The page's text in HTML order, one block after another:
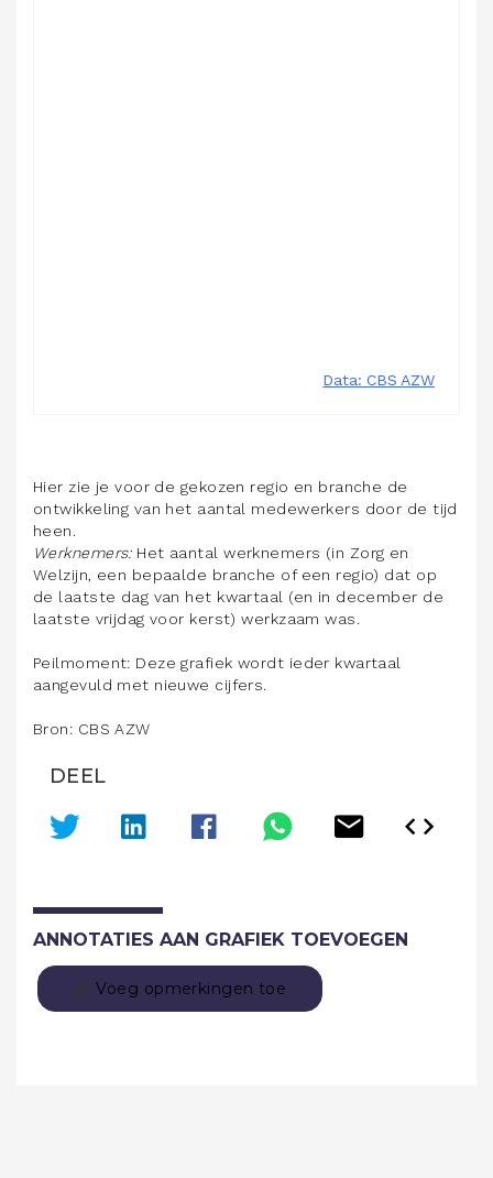
Hier zie je voor de gekozen regio en branche de
ontwikkeling van het aantal medewerkers door de tijd
heen.
Werknemers:Het aantal werknemers (in Zorg en
Welzijn, een bepaalde branche of een regio) dat op
de laatste dag van het kwartaal (en in december de
laatste vrijdag voor kerst) werkzaam was.
Peilmoment: Deze grafiek wordt ieder kwartaal
aangevuld met nieuwe cijfers.
Bron: CBS AZW
DEEL
ANNOTATIES AAN GRAFIEK TOEVOEGEN
Voeg opmerkingen toe